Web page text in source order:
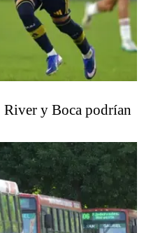
River y Boca podrían